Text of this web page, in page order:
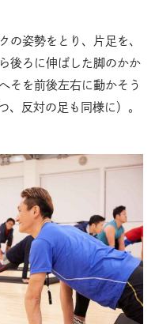
の姿勢をとり、片足を、
後ろに伸ばした脚のかか
そを前後左右に動かそう
、反対の足も同様に）。